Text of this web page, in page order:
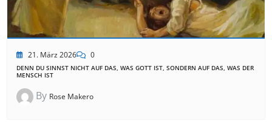
21. März 2026 0
DENN DU SINNST NICHT AUF DAS, WAS GOTT IST, SONDERN AUF DAS, WAS DER
MENSCH IST
By Rose Makero